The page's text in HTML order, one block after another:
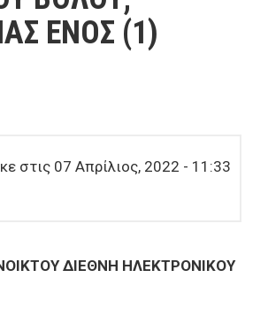
ΕΝΟΣ (1)
στις 07 Απρίλιος, 2022 - 11:33
ΔΙΕΘΝΗ ΗΛΕΚΤΡΟΝΙΚΟΥ